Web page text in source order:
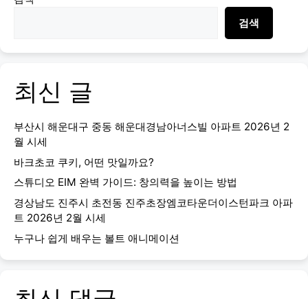
검색
최신 글
부산시 해운대구 중동 해운대경남아너스빌 아파트 2026년 2
월 시세
바크초코 쿠키, 어떤 맛일까요?
스튜디오 EIM 완벽 가이드: 창의력을 높이는 방법
경상남도 진주시 초전동 진주초장엠코타운더이스턴파크 아파
트 2026년 2월 시세
누구나 쉽게 배우는 볼트 애니메이션